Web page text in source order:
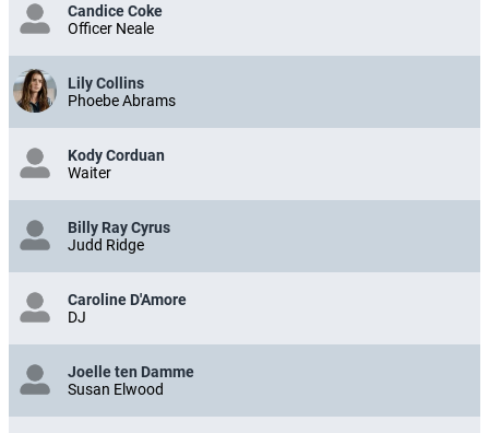
Candice Coke
Officer Neale
Lily Collins
Phoebe Abrams
Kody Corduan
Waiter
Billy Ray Cyrus
Judd Ridge
Caroline D'Amore
DJ
Joelle ten Damme
Susan Elwood